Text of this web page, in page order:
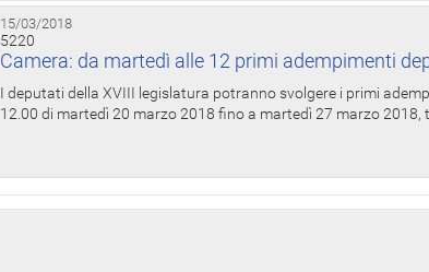
15/03/2018
5220
Camera: da martedì alle 12 primi adempimenti
I deputati della XVIII legislatura potranno svolgere i primi
12.00 di martedì 20 marzo 2018 fino a martedì 27 marzo 2018,